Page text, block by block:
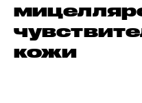
кожи